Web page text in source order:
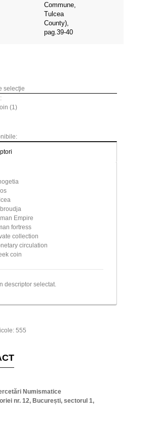
Commune,
Tulcea
County),
pag.39-40
selecţie
(1)
Empire
fortress
collection
circulation
coin
descriptor selectat.
555
Numismatice
nr. 12, București, sectorul 1,